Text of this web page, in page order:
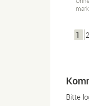
1 2
Bitte